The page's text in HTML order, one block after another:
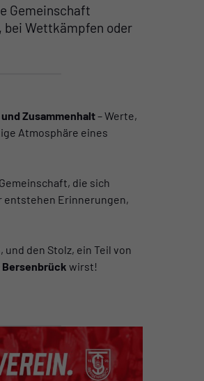
Gemeinschaft
bei Wettkämpfen oder
Zusammenhalt– Werte,
Atmosphäre eines
die sich
entstehen Erinnerungen,
den Stolz, ein Teil von
Bersenbrück wirst!